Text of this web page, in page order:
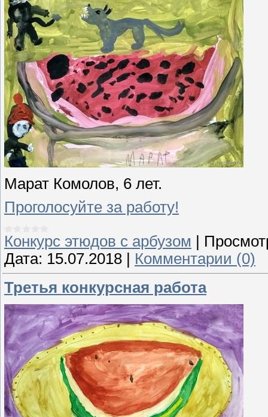
Марат Комолов, 6 лет.
Проголосуйте за работу!
Конкурс этюдов с арбузом
Дата: 15.07.2018
Комментарии (0)
Третья конкурсная работа